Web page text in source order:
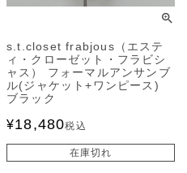
s.t.closet frabjous（エステ
ィ・クローゼット・フラビシ
ャス） フォーマルアンサンブ
ル(ジャケット+ワンピース)
ブラック
¥18,480税込
在庫切れ